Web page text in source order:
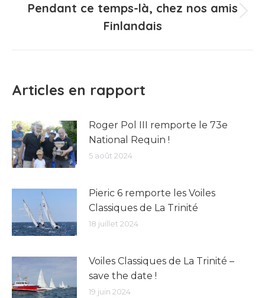
Article
suivant
Pendant ce temps-là, chez nos amis
Finlandais
Articles en rapport
Roger Pol III remporte le 73e
National Requin !
5 août 2024
Pieric 6 remporte les Voiles
Classiques de La Trinité
18 juillet 2024
Voiles Classiques de La Trinité –
save the date !
19 juin 2024